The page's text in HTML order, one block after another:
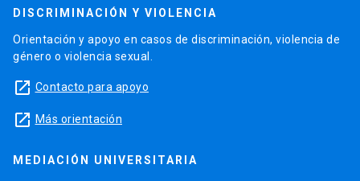
DISCRIMINACIÓN Y VIOLENCIA
Orientación y apoyo en casos de discriminación, violencia de
género o violencia sexual.
launch Contacto para apoyo
launch Más orientación
MEDIACIÓN UNIVERSITARIA